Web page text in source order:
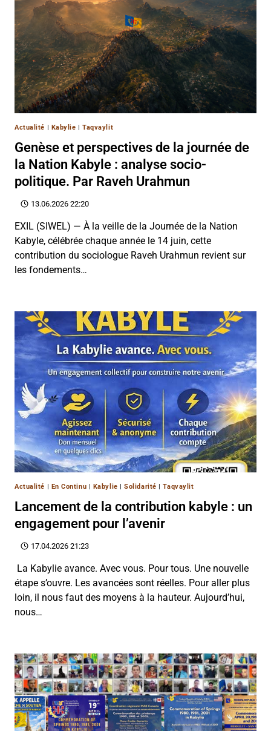
Actualité | Kabylie |Taqvaylit
Genèse et perspectives de la journée de
la Nation Kabyle : analyse socio-
politique. Par Raveh Urahmun
13.06.2026 22:20
EXIL (SIWEL) — À la veille de la Journée de la Nation
Kabyle, célébrée chaque année le 14 juin, cette
contribution du sociologue Raveh Urahmun revient sur
les fondements…
Actualité En Continu Kabylie |Solidarité |Taqvaylit
Lancement de la contribution kabyle : un
engagement pour l’avenir
17.04.2026 21:23
La Kabylie avance. Avec vous. Pour tous. Une nouvelle
étape s’ouvre. Les avancées sont réelles. Pour aller plus
loin, il nous faut des moyens à la hauteur. Aujourd’hui,
nous…